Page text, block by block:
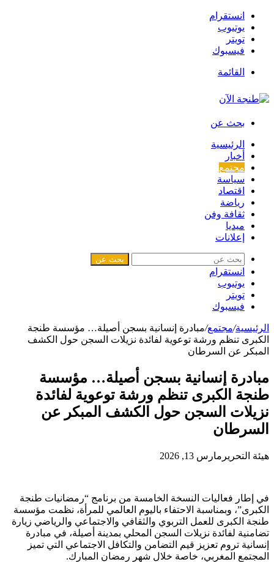
انستقرام
يوتيوب
تويتر
فيسبوك
القائمة
بحث عن
الرئيسية
أخبار
مجتمع
سياسة
اقتصاد
رياضة
ثقافة وفن
ميديا
إعلانات
بحث عن
انستقرام
يوتيوب
تويتر
فيسبوك
الرئيسية/مجتمع/مبادرة إنسانية بسجن أصيلة… مؤسسة طنجة
الكبرى تنظم ورشة توعوية لفائدة نزيلات السجن حول الكشف
المبكر عن السرطان
مبادرة إنسانية بسجن أصيلة… مؤسسة
طنجة الكبرى تنظم ورشة توعوية لفائدة
نزيلات السجن حول الكشف المبكر عن
السرطان
هيئة التحرير مارس 13, 2026
في إطار فعاليات النسخة الخامسة من برنامج “رمضانيات طنجة
الكبرى”، وبمناسبة الاحتفاء باليوم العالمي للمرأة، نظمت مؤسسة
طنجة الكبرى للعمل التربوي والثقافي والاجتماعي والرياضي زيارة
تضامنية لفائدة نزيلات السجن المحلي بمدينة أصيلة، في مبادرة
إنسانية تروم تعزيز قيم التضامن والتكافل الاجتماعي التي تميز
المجتمع المغربي، خاصة خلال شهر رمضان المبارك.